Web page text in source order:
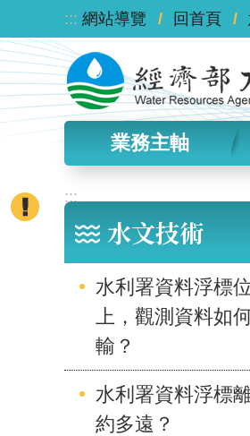
跳到主要內容區塊
::: 網站導覽 回首頁
業務主軸
:::
水文技術
水利署資料浮標
上，觀測資料如
輸？
水利署資料浮標
約多遠？